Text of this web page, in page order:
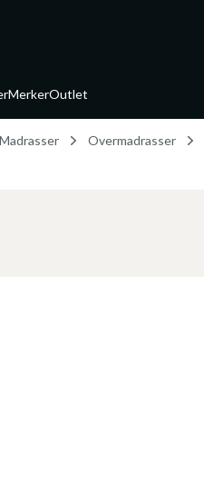
MerkerOutlet
Madrasser Overmadrasser